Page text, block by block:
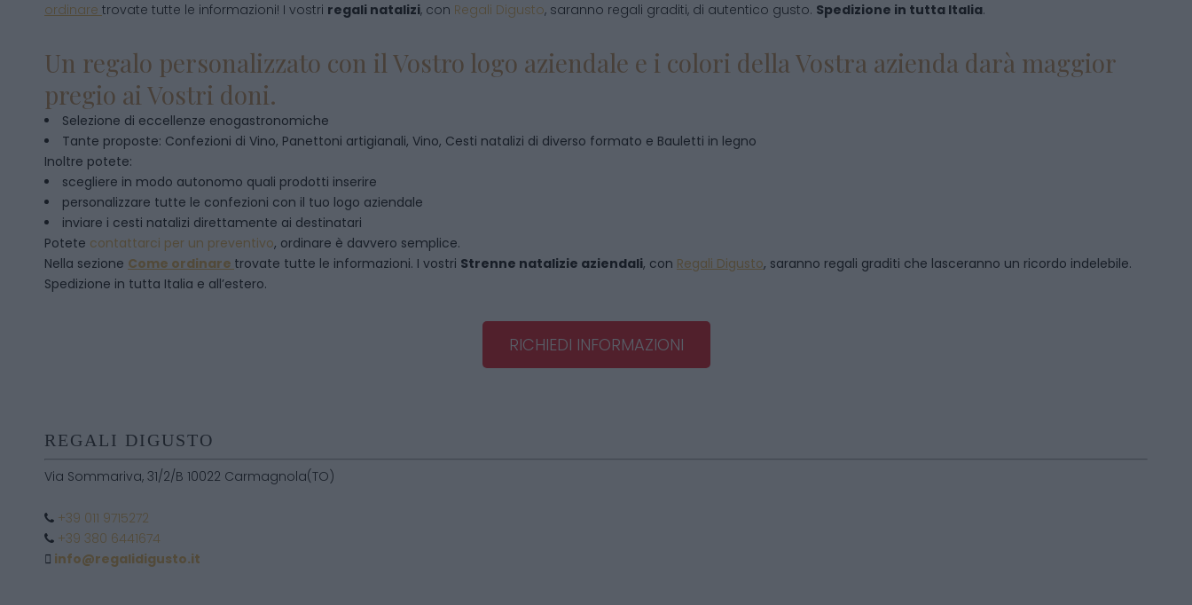
ordinare trovate tutte le informazioni! I vostri regali natalizi, con Regali Digusto, saranno regali graditi, di autentico gusto. Spedizione in tutta Italia.
Un regalo personalizzato con il Vostro logo aziendale e i colori della Vostra azienda darà maggior
pregio ai Vostri doni.
Selezione di eccellenze enogastronomiche
Tante proposte: Confezioni di Vino, Panettoni artigianali, Vino, Cesti natalizi di diverso formato e Bauletti in legno
Inoltre potete:
scegliere in modo autonomo quali prodotti inserire
personalizzare tutte le confezioni con il tuo logo aziendale
inviare i cesti natalizi direttamente ai destinatari
Potete contattarci per un preventivo, ordinare è davvero semplice.
Nella sezione Come ordinare trovate tutte le informazioni. I vostri Strenne natalizie aziendali, con Regali Digusto, saranno regali graditi che lasceranno un ricordo indelebile.
Spedizione in tutta Italia e all’estero.
RICHIEDI INFORMAZIONI
REGALI DIGUSTO
Via Sommariva, 31/2/B 10022 Carmagnola(TO)
+39 011 9715272
+39 380 6441674
info@regalidigusto.it